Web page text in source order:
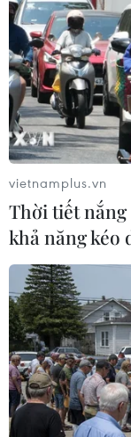
Tiêu hủy
không rõ
12/11/2019 11:11
Lực lượng chức
trái cây như
các thùng
không có hóa
vietnamplus.vn
Thời tiết nắng
khả năng kéo